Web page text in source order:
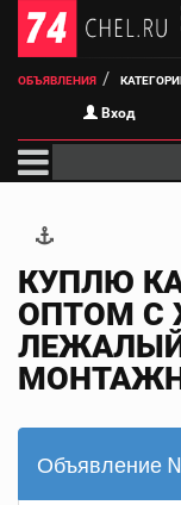
ОБЪЯВЛЕНИЯ
Вход
КУПЛЮ
ОПТОМ С
Объявление